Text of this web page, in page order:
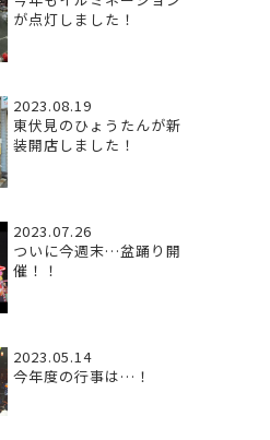
が点灯しました！
2023.08.19
東伏見のひょうたんが新
装開店しました！
2023.07.26
ついに今週末…盆踊り開
催！！
2023.05.14
今年度の行事は…！